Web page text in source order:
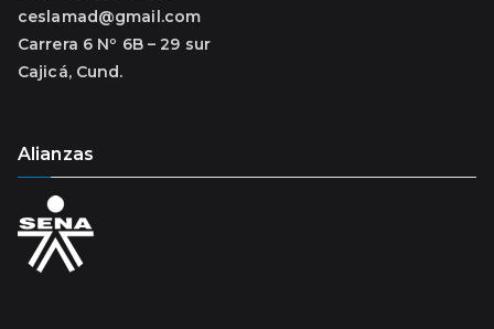
ceslamad@gmail.com
Carrera 6 Nº 6B – 29 sur
Cajicá, Cund.
Alianzas